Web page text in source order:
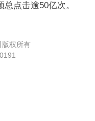
点击逾50亿次。
权所有